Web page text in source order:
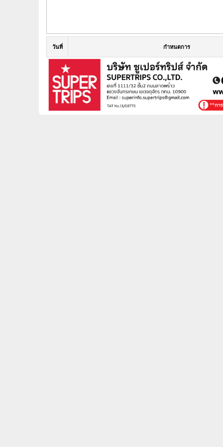
วันที่ กำหนดการ